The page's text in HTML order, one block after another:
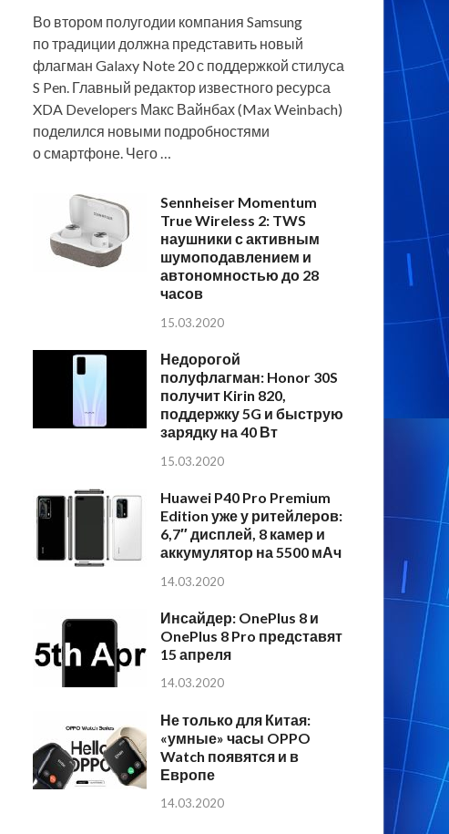
Во втором полугодии компания Samsung
по традиции должна представить новый
флагман Galaxy Note 20 с поддержкой стилуса
S Pen. Главный редактор известного ресурса
XDA Developers Макс Вайнбах (Max Weinbach)
поделился новыми подробностями
о смартфоне. Чего …
Sennheiser Momentum
True Wireless 2: TWS
наушники с активным
шумоподавлением и
автономностью до 28
часов
15.03.2020
Недорогой
полуфлагман: Honor 30S
получит Kirin 820,
поддержку 5G и быструю
зарядку на 40 Вт
15.03.2020
Huawei P40 Pro Premium
Edition уже у ритейлеров:
6,7″ дисплей, 8 камер и
аккумулятор на 5500 мАч
14.03.2020
Инсайдер: OnePlus 8 и
OnePlus 8 Pro представят
15 апреля
14.03.2020
Не только для Китая:
«умные» часы OPPO
Watch появятся и в
Европе
14.03.2020